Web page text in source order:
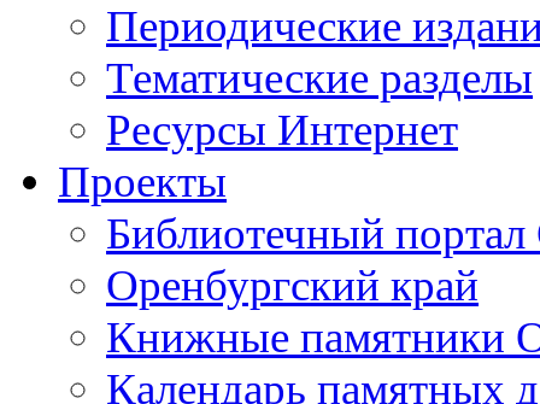
Периодические
Тематические разделы
Ресурсы Интернет
Проекты
Библиотечный портал
Оренбургский край
Книжные памятники
Календарь памятных